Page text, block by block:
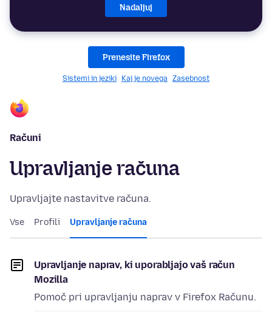
Nadaljuj
Prenesite Firefox
Sistemi in jeziki Kaj je novega Zasebnost
Računi
Upravljanje računa
Upravljajte nastavitve računa.
Vse Profili Upravljanje računa
Upravljanje naprav, ki uporabljajo vaš račun
Mozilla
Pomoč pri upravljanju naprav v Firefox Računu.